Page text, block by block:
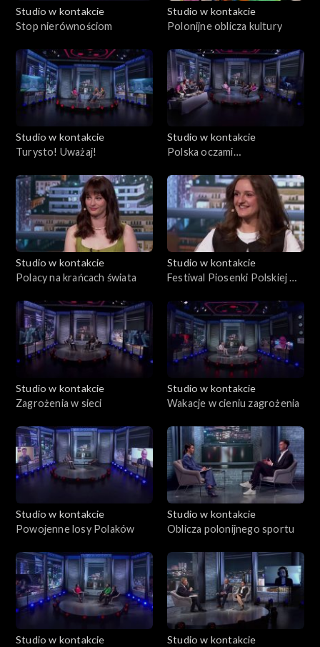
Studio w kontakcie
Stop nierównościom
Studio w kontakcie
Polonijne oblicza kultury
Studio w kontakcie
Turysto! Uważaj!
Studio w kontakcie
Polska oczami
Studio w kontakcie
Polacy na krańcach świata
Studio w kontakcie
Festiwal Piosenki Polskiej w
Studio w kontakcie
Zagrożenia w sieci
Studio w kontakcie
Wakacje w cieniu zagrożenia
Studio w kontakcie
Powojenne losy Polaków
Studio w kontakcie
Oblicza polonijnego sportu
Studio w kontakcie
Studio w kontakcie